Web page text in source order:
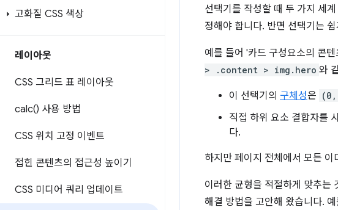
고화질 CSS 색상
레이아웃
CSS 그리드 표 레이아웃
calc() 사용 방법
CSS 위치 고정 이벤트
접힌 콘텐츠의 접근성 높이기
CSS 미디어 쿼리 업데이트
선택기를 작성할 때 두 가지 세
정해야 합니다. 반면 선택기는
예를 들어 '카드 구성요소의 콘
> .content > img.hero 와
이 선택기의 구체성은
직접 하위 요소 결합자를
다.
하지만 페이지 전체에서 모든
이러한 균형을 적절하게 맞추는
해결 방법을 고안해 왔습니다.